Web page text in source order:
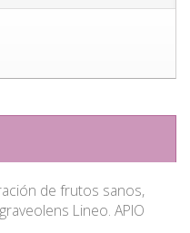
de frutos sanos,
Lineo. APIO